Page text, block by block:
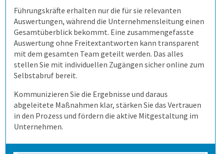
Führungskräfte erhalten nur die für sie relevanten
Auswertungen, während die Unternehmensleitung einen
Gesamtüberblick bekommt. Eine zusammengefasste
Auswertung ohne Freitextantworten kann transparent
mit dem gesamten Team geteilt werden. Das alles
stellen Sie mit individuellen Zugängen sicher online zum
Selbstabruf bereit.
Kommunizieren Sie die Ergebnisse und daraus
abgeleitete Maßnahmen klar, stärken Sie das Vertrauen
in den Prozess und fördern die aktive Mitgestaltung im
Unternehmen.